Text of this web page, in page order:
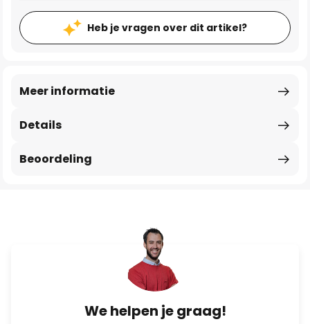
Heb je vragen over dit artikel?
Details
Meer informatie
Beoordeling
We helpen je graag!